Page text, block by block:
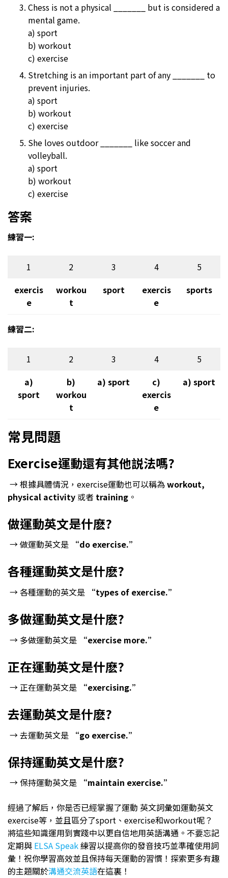
Chess is not a physical _______ but is considered a
mental game.
a) sport
b) workout
c) exercise
Stretching is an important part of any _______ to
prevent injuries.
a) sport
b) workout
c) exercise
She loves outdoor _______ like soccer and
volleyball.
a) sport
b) workout
c) exercise
答案
練習一:
1 2 3 4
5
exercis
e
workou
t
sport
exercis
e
sports
練習二:
1 2 3 4
5
a)
sport
b)
workou
t
a) sport
c)
exercis
e
a) sport
常見問題
Exercise運動還有其他説法嗎?
→ 根據具體情況，exercise運動也可以稱為workout,
physical activity 或者 training 。
做運動英文是什麽?
→ 做運動英文是 “do exercise.”
各種運動英文是什麽?
→ 各種運動的英文是 “types of exercise.”
多做運動英文是什麽?
→ 多做運動英文是 “exercise more.”
正在運動英文是什麽?
→ 正在運動英文是 “exercising.”
去運動英文是什麽?
→ 去運動英文是 “go exercise.”
保持運動英文是什麽?
→ 保持運動英文是 “maintain exercise.”
經過了解后，你是否已經掌握了運動 英文詞彙如運動英文
exercise等，並且區分了sport、exercise和workout呢？
將這些知識運用到實踐中以更自信地用英語溝通。不要忘記
定期與 ELSA Speak練習以提高你的發音技巧並準確使用詞
彙！祝你學習高效並且保持每天運動的習慣！探索更多有趣
的主題關於溝通交流英語在這裏！